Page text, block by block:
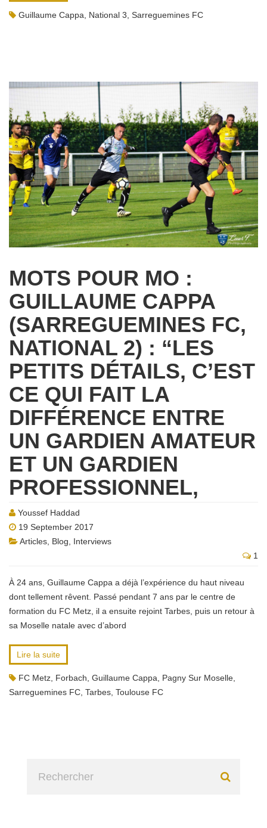
Guillaume Cappa National 3 Sarreguemines FC
MOTS POUR MO :
GUILLAUME CAPPA
(SARREGUEMINES FC,
NATIONAL 2) : “LES
PETITS DÉTAILS, C’EST
CE QUI FAIT LA
DIFFÉRENCE ENTRE
UN GARDIEN AMATEUR
ET UN GARDIEN
PROFESSIONNEL,
Youssef Haddad
19 September 2017
Articles Blog
Interviews
1
À 24 ans, Guillaume Cappa a déjà l’expérience du haut niveau
dont tellement rêvent. Passé pendant 7 ans par le centre de
formation du FC Metz, il a ensuite rejoint Tarbes, puis un retour à
sa Moselle natale avec d’abord
Lire la suite
FC Metz Forbach Guillaume Cappa Pagny Sur Moselle
Sarreguemines FC Tarbes Toulouse FC